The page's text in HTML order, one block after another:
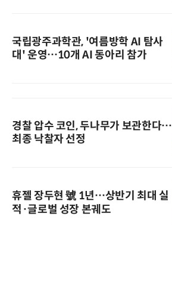
국립광주과학관, '여름방학 AI 탐사
대' 운영…10개 AI 동아리 참가
경찰 압수 코인, 두나무가 보관한다…
최종 낙찰자 선정
휴젤 장두현 號 1년…상반기 최대 실
적·글로벌 성장 본궤도